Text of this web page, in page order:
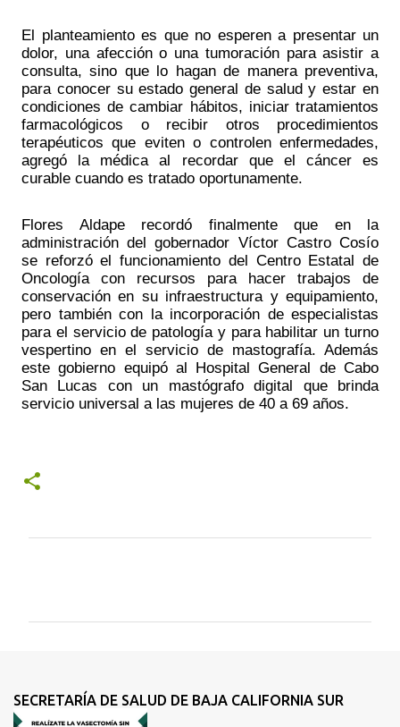
El planteamiento es que no esperen a presentar un
dolor, una afección o una tumoración para asistir a
consulta, sino que lo hagan de manera preventiva,
para conocer su estado general de salud y estar en
condiciones de cambiar hábitos, iniciar tratamientos
farmacológicos o recibir otros procedimientos
terapéuticos que eviten o controlen enfermedades,
agregó la médica al recordar que el cáncer es
curable cuando es tratado oportunamente.
Flores Aldape recordó finalmente que en la
administración del gobernador Víctor Castro Cosío
se reforzó el funcionamiento del Centro Estatal de
Oncología con recursos para hacer trabajos de
conservación en su infraestructura y equipamiento,
pero también con la incorporación de especialistas
para el servicio de patología y para habilitar un turno
vespertino en el servicio de mastografía. Además
este gobierno equipó al Hospital General de Cabo
San Lucas con un mastógrafo digital que brinda
servicio universal a las mujeres de 40 a 69 años.
t
a
SECRETARÍA DE SALUD DE BAJA CALIFORNIA SUR